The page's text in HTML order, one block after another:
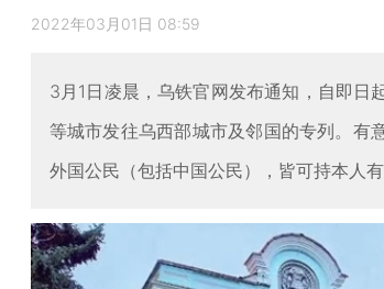
2022年03月01日 08:59
3月1日凌晨，乌铁官网发布通知，自即日
等城市发往乌西部城市及邻国的专列。有
外国公民（包括中国公民），皆可持本人